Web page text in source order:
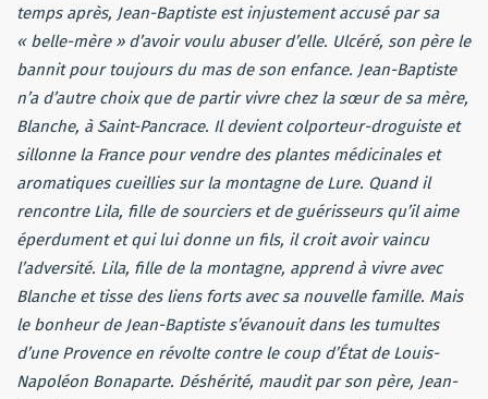
temps après, Jean-Baptiste est injustement accusé par sa
« belle-mère » d’avoir voulu abuser d’elle. Ulcéré, son père le
bannit pour toujours du mas de son enfance. Jean-Baptiste
n’a d’autre choix que de partir vivre chez la sœur de sa mère,
Blanche, à Saint-Pancrace. Il devient colporteur-droguiste et
sillonne la France pour vendre des plantes médicinales et
aromatiques cueillies sur la montagne de Lure. Quand il
rencontre Lila, fille de sourciers et de guérisseurs qu’il aime
éperdument et qui lui donne un fils, il croit avoir vaincu
l’adversité. Lila, fille de la montagne, apprend à vivre avec
Blanche et tisse des liens forts avec sa nouvelle famille. Mais
le bonheur de Jean-Baptiste s’évanouit dans les tumultes
d’une Provence en révolte contre le coup d’État de Louis-
Napoléon Bonaparte. Déshérité, maudit par son père, Jean-